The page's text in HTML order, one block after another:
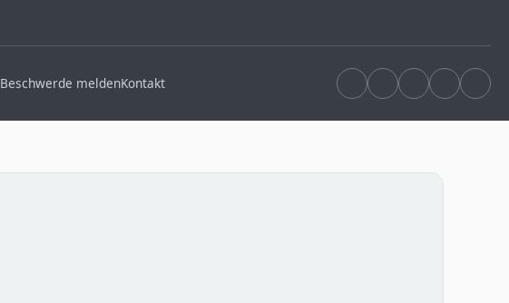
Beschwerde meldenKontakt